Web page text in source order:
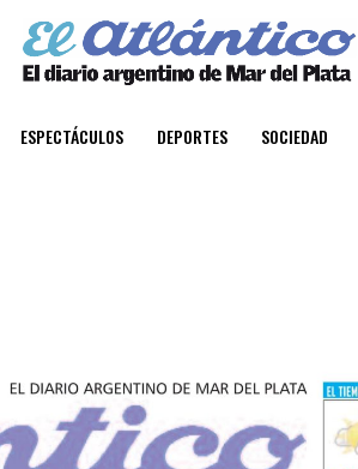
ESPECTÁCULOS DEPORTES SOCIEDAD